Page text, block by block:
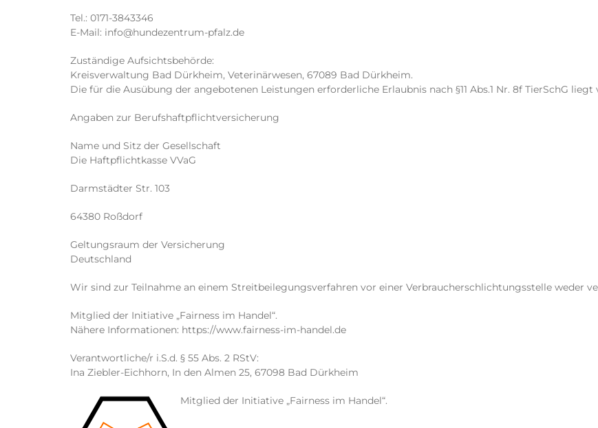
Tel.: 0171-3843346
E-Mail: info@hundezentrum-pfalz.de
Zuständige Aufsichtsbehörde:
Kreisverwaltung Bad Dürkheim, Veterinärwesen, 67089 Bad Dürkheim.
Die für die Ausübung der angebotenen Leistungen erforderliche Erlaubnis nach §11 Abs.1 Nr. 8f TierSchG liegt
Angaben zur Berufshaftpflichtversicherung
Name und Sitz der Gesellschaft
Die Haftpflichtkasse VVaG
Darmstädter Str. 103
64380 Roßdorf
Geltungsraum der Versicherung
Deutschland
Wir sind zur Teilnahme an einem Streitbeilegungsverfahren vor einer Verbraucherschlichtungsstelle weder
Mitglied der Initiative „Fairness im Handel“.
Nähere Informationen: https://www.fairness-im-handel.de
Verantwortliche/r i.S.d. § 55 Abs. 2 RStV:
Ina Ziebler-Eichhorn, In den Almen 25, 67098 Bad Dürkheim
Mitglied der Initiative „Fairness im Handel“.